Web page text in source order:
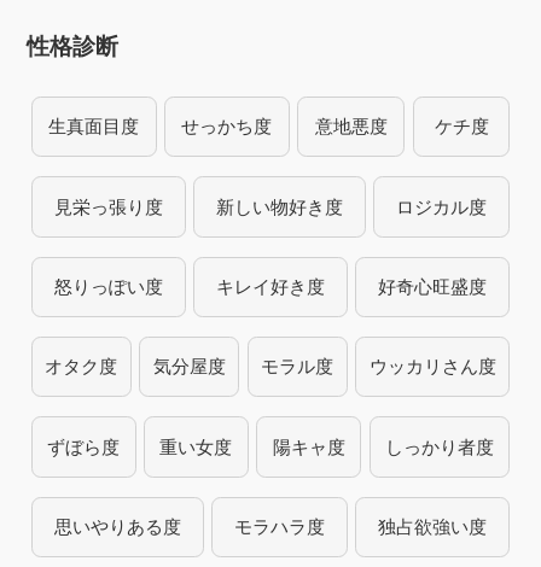
性格診断
生真面目度 せっかち度 意地悪度 ケチ度
見栄っ張り度 新しい物好き度 ロジカル度
怒りっぽい度 キレイ好き度 好奇心旺盛度
オタク度 気分屋度 モラル度 ウッカリさん度
ずぼら度 重い女度 陽キャ度 しっかり者度
思いやりある度 モラハラ度 独占欲強い度